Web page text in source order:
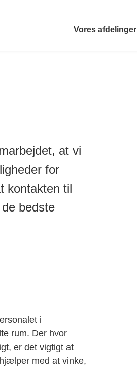
Vores afdelinger
at vi
for
kontakten til
bedste
i
rum. Der hvor
er det vigtigt at
med at vinke,